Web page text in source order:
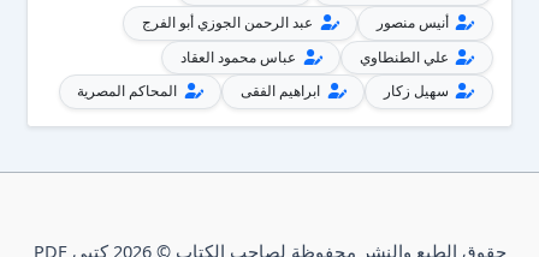
أنيس منصور
عبد الرحمن الجوزي أبو الفرج
علي الطنطاوي
عباس محمود العقاد
سهيل زكار
ابراهيم الفقى المحاكم المصرية
حقوق الطبع والنشر محفوظة لصاحب الكتاب © 2026 كتبي PDF